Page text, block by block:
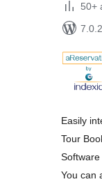
50+
7.0.2
Easily
Tour
Software
You can